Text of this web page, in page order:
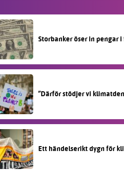
Storbanker öser in pengar
”Därför stödjer vi
Ett händelserikt dygn för